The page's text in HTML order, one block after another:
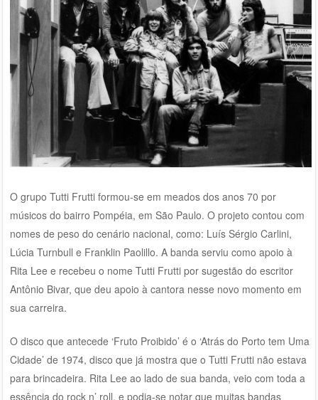
O grupo Tutti Frutti formou-se em meados dos anos 70 por
músicos do bairro Pompéia, em São Paulo. O projeto contou com
nomes de peso do cenário nacional, como: Luís Sérgio Carlini,
Lúcia Turnbull e Franklin Paolillo. A banda serviu como apoio à
Rita Lee e recebeu o nome Tutti Frutti por sugestão do escritor
Antônio Bivar, que deu apoio à cantora nesse novo momento em
sua carreira.
O disco que antecede ‘Fruto Proibido’ é o ‘Atrás do Porto tem Uma
Cidade’ de 1974, disco que já mostra que o Tutti Frutti não estava
para brincadeira. Rita Lee ao lado de sua banda, veio com toda a
essência do rock n’ roll, e podia-se notar que muitas bandas